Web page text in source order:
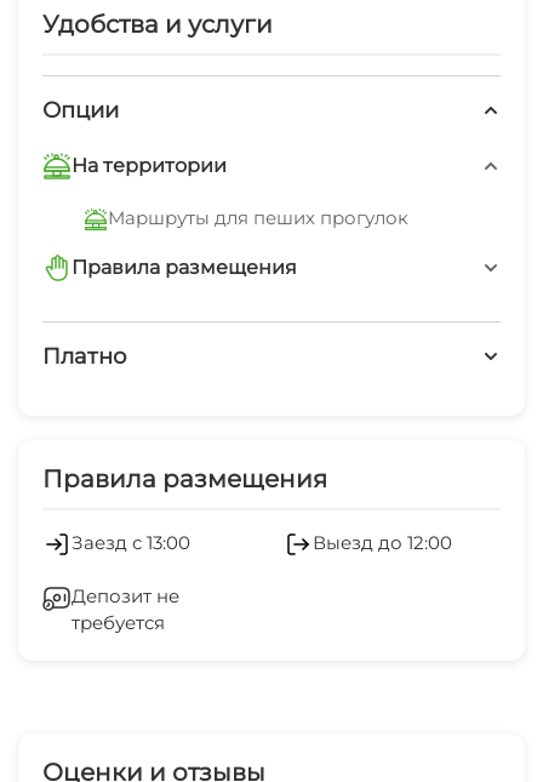
дизайном. Так же возможно размещение
Удобства и услуги
Опции
На территории
Маршруты для пеших прогулок
Правила размещения
запрещено курить в номерах
Платно
Прачечная
Правила размещения
Заезд с 13:00 Выезд до 12:00
Депозит не
требуется
Оценки и отзывы